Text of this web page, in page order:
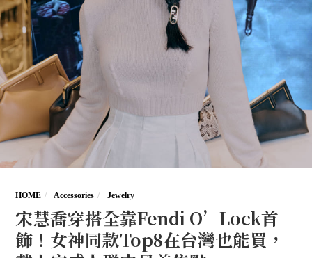
HOME Accessories Jewelry
宋慧喬穿搭全靠Fendi O’Lock首
飾！女神同款Top8在台灣也能買，